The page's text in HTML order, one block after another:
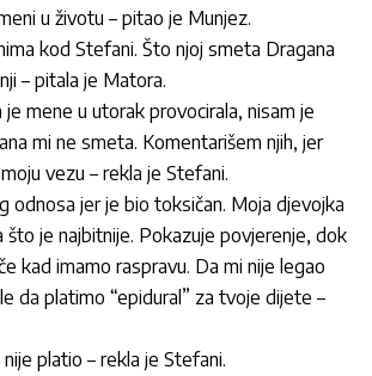
u životu – pitao je Munjez.
kod Stefani. Što njoj smeta Dragana
– pitala je Matora.
mene u utorak provocirala, nisam je
mi ne smeta. Komentarišem njih, jer
vezu – rekla je Stefani.
odnosa jer je bio toksičan. Moja djevojka
što je najbitnije. Pokazuje povjerenje, dok
kad imamo raspravu. Da mi nije legao
da platimo “epidural” za tvoje dijete –
platio – rekla je Stefani.